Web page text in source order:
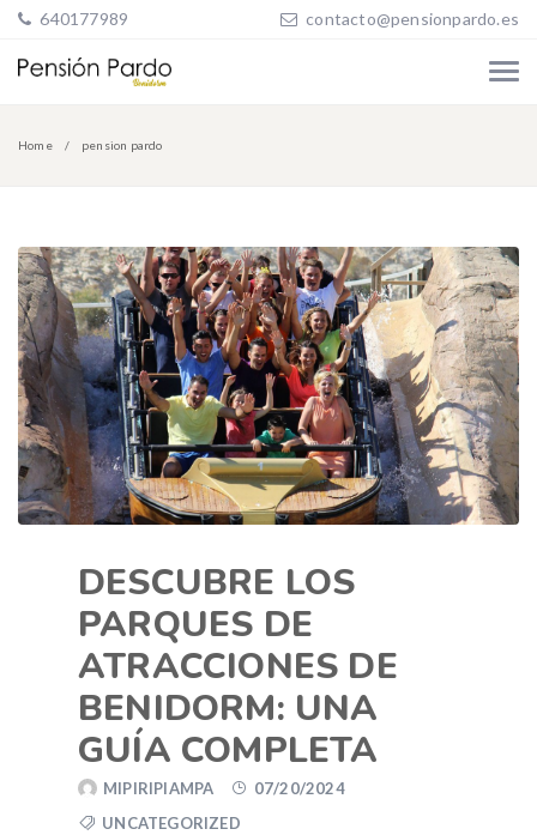
640177989 contacto@pensionpardo.es
Home pension pardo
DESCUBRE LOS
PARQUES DE
ATRACCIONES DE
BENIDORM: UNA
GUÍA COMPLETA
MIPIRIPIAMPA
07/20/2024
UNCATEGORIZED